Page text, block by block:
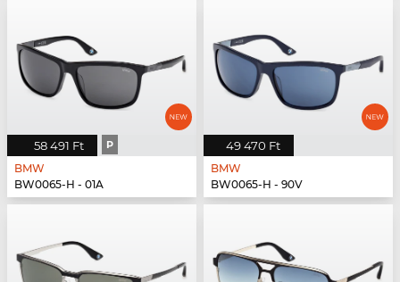
58 491 Ft P
BMW
BW0065-H - 01A
49 470 Ft
BMW
BW0065-H - 90V